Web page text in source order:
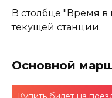
В столбце "Время в
текущей станции.
Основной